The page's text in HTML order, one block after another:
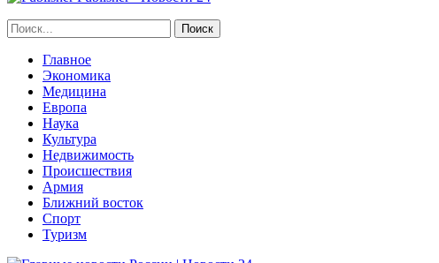
Главное
Экономика
Медицина
Европа
Наука
Культура
Недвижимость
Происшествия
Армия
Ближний восток
Спорт
Туризм